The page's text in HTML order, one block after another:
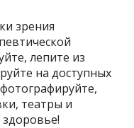
зрения
лепите из
на доступных
театры и